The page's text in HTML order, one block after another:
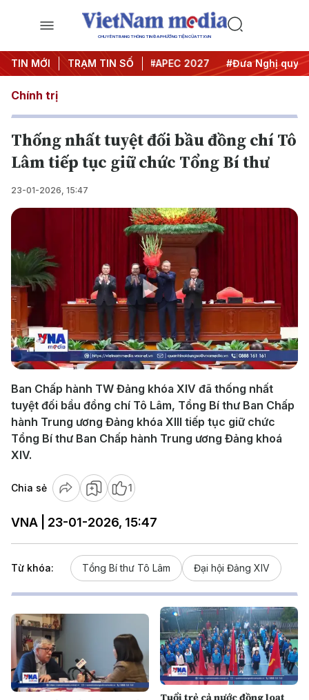
CHUYÊN TRANG THÔNG TIN ĐA PHƯƠNG TIỆN CỦA TTXVN
TIN MỚI TRẠM TIN SỐ
#Hội nghị Trung ương 3 #APEC 2027 #Đưa Nghị quyết
Chính trị
T hống nhất tuyệt đối bầu đồng chí Tô
Lâm tiếp tục giữ chức Tổng Bí thư
23-01-2026, 15:47
Play
Video
Ban Chấp hành TW Đảng khóa XIV đã thống nhất
tuyệt đối bầu đồng chí Tô Lâm, Tổng Bí thư Ban Chấp
hành Trung ương Đảng khóa XIII tiếp tục giữ chức
Tổng Bí thư Ban Chấp hành Trung ương Đảng khoá
XIV.
Chia sẻ 1
VNA | 23-01-2026, 15:47
Từ khóa: Tổng Bí thư Tô Lâm Đại hội Đảng XIV
Tuổi trẻ cả nước đồng loạt